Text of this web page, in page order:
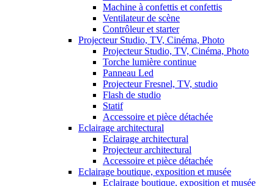
Machine à confettis et confettis
Ventilateur de scène
Contrôleur et starter
Projecteur Studio, TV, Cinéma, Photo
Projecteur Studio, TV, Cinéma, Photo
Torche lumière continue
Panneau Led
Projecteur Fresnel, TV, studio
Flash de studio
Statif
Accessoire et pièce détachée
Eclairage architectural
Eclairage architectural
Projecteur architectural
Accessoire et pièce détachée
Eclairage boutique, exposition et musée
Eclairage boutique, exposition et musée